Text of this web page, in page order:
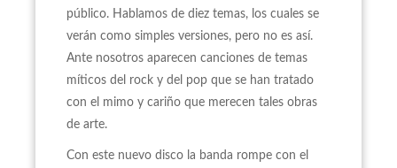
público. Hablamos de diez temas, los cuales se
verán como simples versiones, pero no es así.
Ante nosotros aparecen canciones de temas
míticos del rock y del pop que se han tratado
con el mimo y cariño que merecen tales obras
de arte.
Con este nuevo disco la banda rompe con el